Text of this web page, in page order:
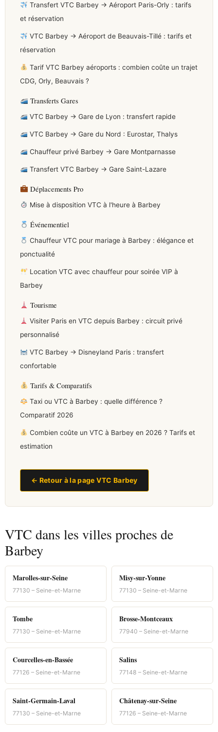
Transfert VTC Barbey → Aéroport Paris-Orly : tarifs
et réservation
VTC Barbey → Aéroport de Beauvais-Tillé : tarifs et
réservation
Tarif VTC Barbey aéroports : combien coûte un trajet
CDG, Orly, Beauvais ?
Transferts Gares
VTC Barbey → Gare de Lyon : transfert rapide
VTC Barbey → Gare du Nord : Eurostar, Thalys
Chauffeur privé Barbey → Gare Montparnasse
Transfert VTC Barbey → Gare Saint-Lazare
Déplacements Pro
Mise à disposition VTC à l'heure à Barbey
Événementiel
Chauffeur VTC pour mariage à Barbey : élégance et
ponctualité
Location VTC avec chauffeur pour soirée VIP à
Barbey
Tourisme
Visiter Paris en VTC depuis Barbey : circuit privé
personnalisé
VTC Barbey → Disneyland Paris : transfert
confortable
Tarifs & Comparatifs
Taxi ou VTC à Barbey : quelle différence ?
Comparatif 2026
Combien coûte un VTC à Barbey en 2026 ? Tarifs et
estimation
← Retour à la page VTC Barbey
VTC dans les villes proches de
Barbey
Marolles-sur-Seine
77130 – Seine-et-Marne
Misy-sur-Yonne
77130 – Seine-et-Marne
Tombe
77130 – Seine-et-Marne
Brosse-Montceaux
77940 – Seine-et-Marne
Courcelles-en-Bassée
77126 – Seine-et-Marne
Salins
77148 – Seine-et-Marne
Saint-Germain-Laval
77130 – Seine-et-Marne
Châtenay-sur-Seine
77126 – Seine-et-Marne